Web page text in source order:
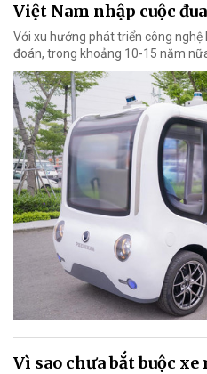
Việt Nam nhập cuộc
Với xu hướng phát triển công
đoán, trong khoảng 10-15 năm
Vì sao chưa bắt buộc